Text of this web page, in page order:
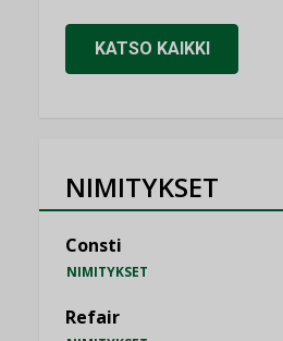
KATSO KAIKKI
NIMITYKSET
Consti
NIMITYKSET
Refair